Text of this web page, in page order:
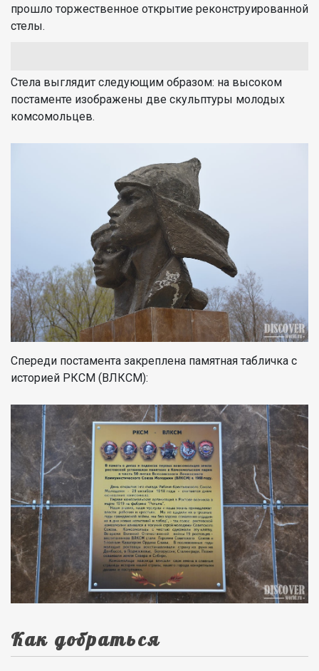
прошло торжественное открытие реконструированной
стелы.
Стела выглядит следующим образом: на высоком
постаменте изображены две скульптуры молодых
комсомольцев.
Спереди постамента закреплена памятная табличка с
историей РКСМ (ВЛКСМ):
Как добраться